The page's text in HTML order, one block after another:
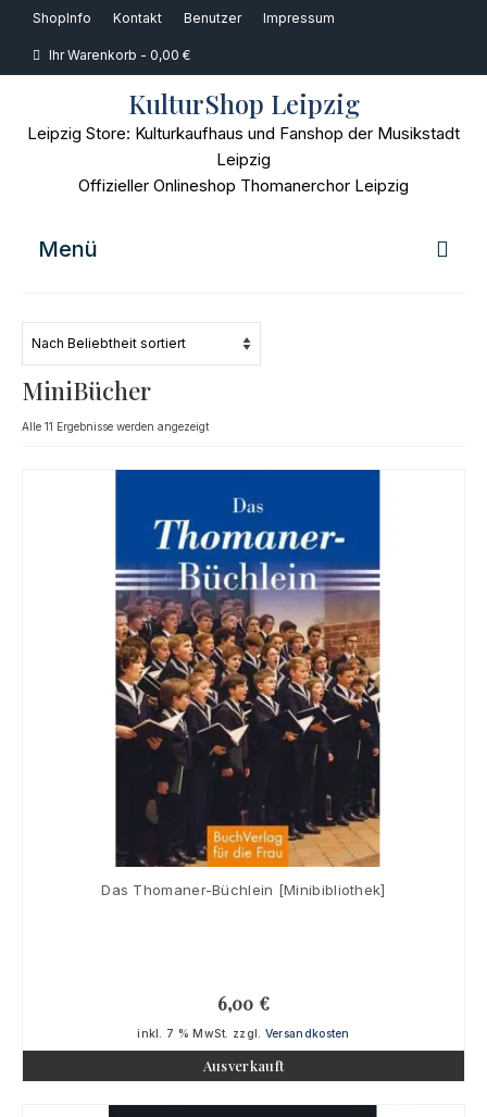
ShopInfo Kontakt Benutzer Impressum
Ihr Warenkorb - 0,00 €
KulturShop Leipzig
Leipzig Store: Kulturkaufhaus und Fanshop der Musikstadt
Leipzig
Offizieller Onlineshop Thomanerchor Leipzig
Menü
Musik
Sale [%]
MiniBücher
Alle 11 Ergebnisse werden angezeigtNach
sortiert
Das Thomaner-Büchlein [Minibibliothek]
6,00 €
inkl. 7 % MwSt. zzgl. Versandkosten
Ausverkauft